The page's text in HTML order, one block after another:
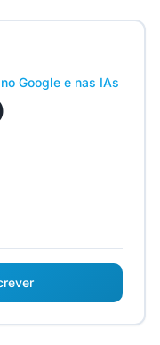
Google e nas IAs